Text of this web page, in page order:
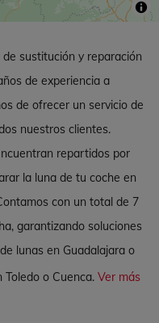
sustitución y reparación
de experiencia a
de ofrecer un servicio de
nuestros clientes.
repartidos por
la luna de tu coche en
con un total de 7
garantizando soluciones
lunas en Guadalajara o
Toledo o Cuenca. Ver más